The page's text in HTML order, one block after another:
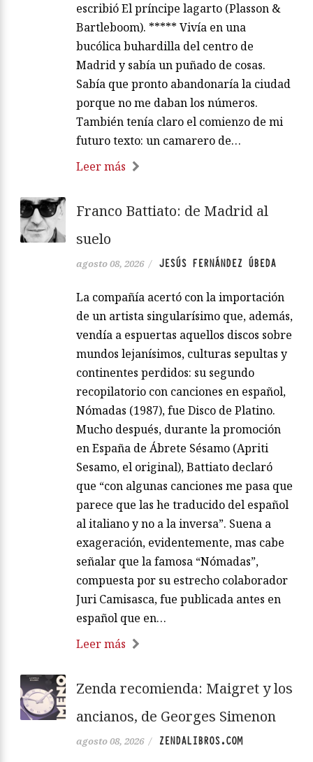
escribió El príncipe lagarto (Plasson &
Bartleboom). ***** Vivía en una
bucólica buhardilla del centro de
Madrid y sabía un puñado de cosas.
Sabía que pronto abandonaría la ciudad
porque no me daban los números.
También tenía claro el comienzo de mi
futuro texto: un camarero de…
Leer más
Franco Battiato: de Madrid al
suelo
agosto 08, 2026 / JESÚS FERNÁNDEZ ÚBEDA
La compañía acertó con la importación
de un artista singularísimo que, además,
vendía a espuertas aquellos discos sobre
mundos lejanísimos, culturas sepultas y
continentes perdidos: su segundo
recopilatorio con canciones en español,
Nómadas (1987), fue Disco de Platino.
Mucho después, durante la promoción
en España de Ábrete Sésamo (Apriti
Sesamo, el original), Battiato declaró
que “con algunas canciones me pasa que
parece que las he traducido del español
al italiano y no a la inversa”. Suena a
exageración, evidentemente, mas cabe
señalar que la famosa “Nómadas”,
compuesta por su estrecho colaborador
Juri Camisasca, fue publicada antes en
español que en…
Leer más
Zenda recomienda: Maigret y los
ancianos, de Georges Simenon
agosto 08, 2026 / ZENDALIBROS.COM